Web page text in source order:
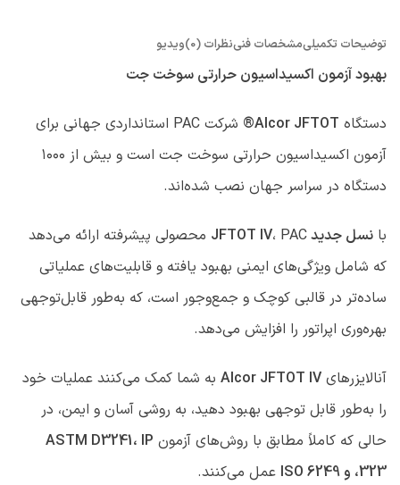
توضیحات تکمیلیمشخصات فنینظرات (0) ویدیو
بهبود آزمون اکسیداسیون حرارتی سوخت جت
دستگاه Alcor JFTOT®
شرکت PAC استانداردی جهانی برای
آزمون اکسیداسیون حرارتی سوخت جت است و بیش از ۱۰۰۰
دستگاه در سراسر جهان نصب شده‌اند.
با نسل جدید JFTOT IV
، PAC محصولی پیشرفته ارائه می‌دهد
که شامل ویژگی‌های ایمنی بهبود یافته و قابلیت‌های عملیاتی
ساده‌تر در قالبی کوچک و جمع‌وجور است، که به‌طور قابل‌توجهی
بهره‌وری اپراتور را افزایش می‌دهد.
آنالایزرهای Alcor JFTOT IV به شما کمک می‌کنند عملیات خود
را به‌طور قابل توجهی بهبود دهید، به روشی آسان و ایمن، در
حالی که کاملاً مطابق با روش‌های آزمون ASTM D3241، IP
323، و ISO 6249
عمل می‌کنند.